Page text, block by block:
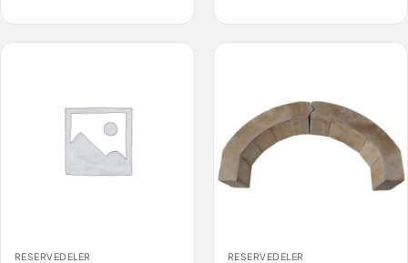
RESERVEDELER RESERVEDELER